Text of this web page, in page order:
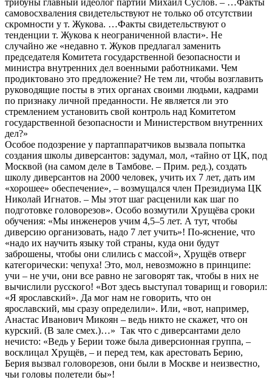
самовосхваления свидетельствуют не только об отсутствии
скромности у т. Жукова. …Факты свидетельствуют о
тенденции т. Жукова к неограниченной власти». Не
случайно же «недавно т. Жуков предлагал заменить
председателя Комитета государственной безопасности и
министра внутренних дел военными работниками. Чем
продиктовано это предложение? Не тем ли, чтобы возглавить
руководящие посты в этих органах своими людьми, кадрами
по признаку личной преданности. Не является ли это
стремлением установить свой контроль над Комитетом
государственной безопасности и Министерством внутренних
дел?»
Особое подозрение у партаппаратчиков вызвала попытка
создания школы диверсантов: задумал, мол, «тайно от ЦК, под
Москвой (на самом деле в Тамбове. – Прим. ред.), создать
школу диверсантов на 2000 человек, учить их 7 лет, дать им
«хорошее» обеспечение», – возмущался член Президиума ЦК
Николай Игнатов. – Мы этот шаг расценили как шаг по
подготовке головорезов». Особо возмутили Хрущёва сроки
обучения: «Мы инженеров учим 4,5–5 лет. А тут, чтобы
диверсию организовать, надо 7 лет учить»! По-яснение, что
«надо их научить языку той страны, куда они будут
заброшены, чтобы они слились с массой», Хрущёв отверг
категорически: чепуха! Это, мол, невозможно в принципе:
учи – не учи, они все равно не заговорят так, чтобы в них не
вычислили русского! «Вот здесь выступал товарищ и говорил:
«Я ярославский». Да мог нам не говорить, что он
ярославский, мы сразу определили». Или, «вот, например,
Анастас Иванович Микоян – ведь никто не скажет, что он
курский. (В зале смех.)…» Так что с диверсантами дело
нечисто: «Ведь у Берии тоже была диверсионная группа, –
восклицал Хрущёв, – и перед тем, как арестовать Берию,
Берия вызвал головорезов, они были в Москве и неизвестно,
чьи головы полетели бы»!